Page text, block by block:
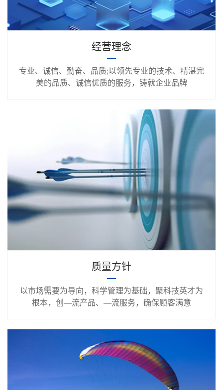
经营理念
专业、诚信、勤奋、品质;以领先专业的技术、精湛完
美的品质、诚信优质的服务，铸就企业品牌
质量方针
以市场需要为导向，科学管理为基础，聚科技英才为
根本，创—流产品、—流服务，确保顾客满意